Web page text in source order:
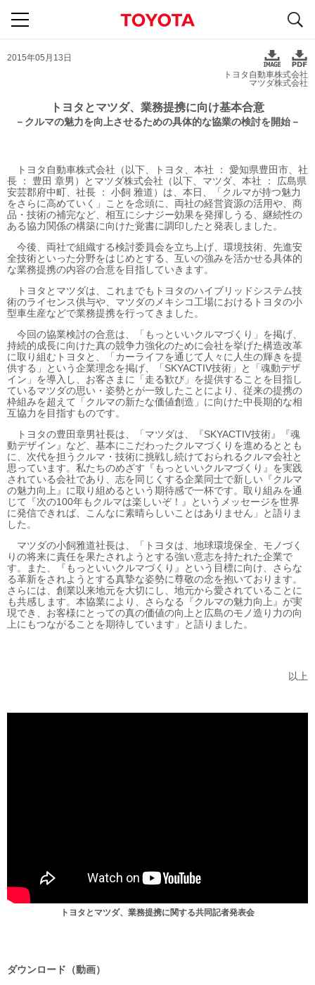
2015年05月13日
トヨタ自動車株式会社
マツダ株式会社
トヨタとマツダ、業務提携に向け基本合意
－クルマの魅力を向上させるための具体的な協業の検討を開始－
トヨタ自動車株式会社（以下、トヨタ、本社 ： 愛知県豊田市、社
長 ： 豊田 章男）とマツダ株式会社（以下、マツダ、本社 ： 広島県
安芸郡府中町、社長 ： 小飼 雅道）は、本日、「クルマが持つ魅力
をさらに高めていく」ことを念頭に、両社の経営資源の活用や、商
品・技術の補完など、相互にシナジー効果を発揮しうる、継続性の
ある協力関係の構築に向けた覚書に調印したと発表しました。
今後、両社で組織する検討委員会を立ち上げ、環境技術、先進安
全技術といった分野をはじめとする、互いの強みを活かせる具体的
な業務提携の内容の合意を目指していきます。
トヨタとマツダは、これまでもトヨタのハイブリッドシステム技
術のライセンス供与や、マツダのメキシコ工場におけるトヨタの小
型車生産などで業務提携を行ってきました。
今回の協業検討の合意は、「もっといいクルマづくり」を掲げ、
持続的成長に向けた真の競争力強化のために会社を挙げた構造改革
に取り組むトヨタと、「カーライフを通じて人々に人生の輝きを提
供する」という企業理念を掲げ、「SKYACTIV技術」と「魂動デザ
イン」を導入し、お客さまに「走る歓び」を提供することを目指し
ているマツダの思い・姿勢とが一致したことにより、従来の提携の
枠組みを超えて「クルマの新たな価値創造」に向けた中長期的な相
互協力を目指すものです。
トヨタの豊田章男社長は、「マツダは、『SKYACTIV技術』『魂
動デザイン』など、基本にこだわったクルマづくりを進めるととも
に、次代を担うクルマ・技術に挑戦し続けておられるクルマ会社と
思っています。私たちのめざす『もっといいクルマづくり』を実践
されている会社であり、志を同じくする企業同士で新しい『クルマ
の魅力向上』に取り組めるという期待感で一杯です。取り組みを通
じて『次の100年もクルマは楽しいぞ！』というメッセージを世界
に発信できれば、こんなに素晴らしいことはありません」と語りま
した。
マツダの小飼雅道社長は、「トヨタは、地球環境保全、モノづく
りの将来に責任を果たされようとする強い意志を持たれた企業で
す。また、『もっといいクルマづくり』という目標に向け、さらな
る革新をされようとする真摯な姿勢に尊敬の念を抱いております。
さらには、創業以来地元を大切にし、地元から愛されていることに
も共感します。本協業により、さらなる『クルマの魅力向上』が実
現でき、お客様にとっての真の価値の向上と広島のモノ造り力の向
上にもつながることを期待しています」と語りました。
以上
トヨタとマツダ、業務提携に関する共同記者発表会
ダウンロード（動画）